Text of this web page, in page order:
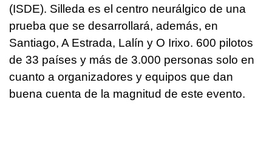
(ISDE). Silleda es el centro neurálgico de una
prueba que se desarrollará, además, en
Santiago, A Estrada, Lalín y O Irixo. 600 pilotos
de 33 países y más de 3.000 personas solo en
cuanto a organizadores y equipos que dan
buena cuenta de la magnitud de este evento.